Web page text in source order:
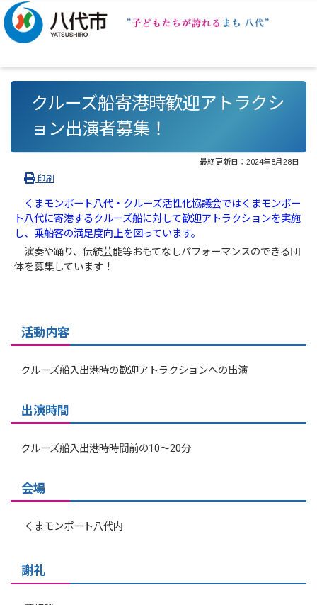
クルーズ船寄港時歓迎アトラクシ
ョン出演者募集！
最終更新日： 2024年8月28日
印刷
くまモンポート八代・クルーズ活性化協議会ではくまモンポー
ト八代に寄港するクルーズ船に対して歓迎アトラクションを実施
し、乗船客の満足度向上を図っています。
演奏や踊り、伝統芸能等おもてなしパフォーマンスのできる団
体を募集しています！
活動内容
クルーズ船入出港時の歓迎アトラクションへの出演
出演時間
クルーズ船入出港時時間前の10～20分
会場
くまモンポート八代内
謝礼